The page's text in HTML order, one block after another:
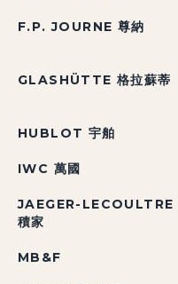
F.P. JOURNE 尊納
GLASHÜTTE 格拉蘇蒂
HUBLOT 宇舶
IWC 萬國
JAEGER-LECOULTRE
積家
MB&F